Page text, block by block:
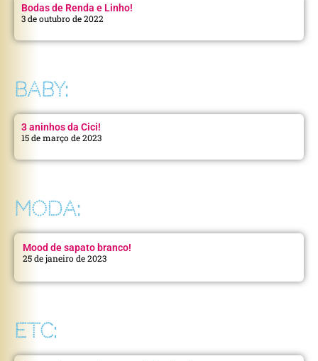
Bodas de Renda e Linho!
3 de outubro de 2022
BABY:
3 aninhos da Cici!
15 de março de 2023
MODA:
Mood de sapato branco!
25 de janeiro de 2023
ETC: